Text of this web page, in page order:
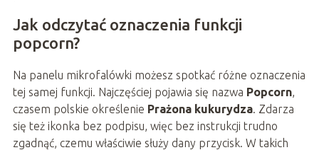
Jak odczytać oznaczenia funkcji
popcorn?
Na panelu mikrofalówki możesz spotkać różne oznaczenia
tej samej funkcji. Najczęściej pojawia się nazwa Popcorn,
czasem polskie określenie Prażona kukurydza. Zdarza
się też ikonka bez podpisu, więc bez instrukcji trudno
zgadnąć, czemu właściwie służy dany przycisk. W takich